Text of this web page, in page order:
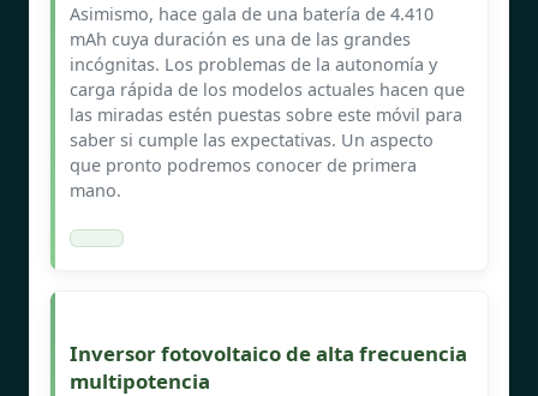
Asimismo, hace gala de una batería de 4.410
mAh cuya duración es una de las grandes
incógnitas. Los problemas de la autonomía y
carga rápida de los modelos actuales hacen que
las miradas estén puestas sobre este móvil para
saber si cumple las expectativas. Un aspecto
que pronto podremos conocer de primera
mano.
Inversor fotovoltaico de alta frecuencia
multipotencia